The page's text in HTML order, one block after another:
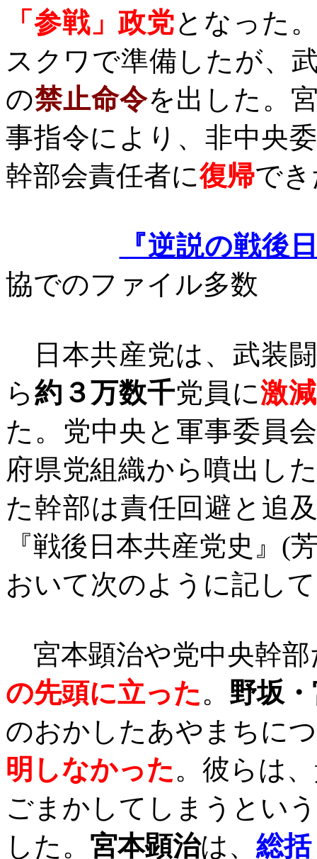
「参戦」政党となった
スクワで準備したが、
の禁止命令を出した。
事指令により、非中央
幹部会責任者に復帰で
『逆説の戦後
協でのファイル多数
日本共産党は、武装
ら約３万数千党員に激減
た。党中央と軍事委員
府県党組織から噴出し
た幹部は責任回避と追
『戦後日本共産党史』 (
おいて次のように記し
宮本顕治や党中央幹部
の先頭に立った。 野坂
のおかしたあやまちに
明しなかった。彼らは
ごまかしてしまうとい
した。 宮本顕治は、 総